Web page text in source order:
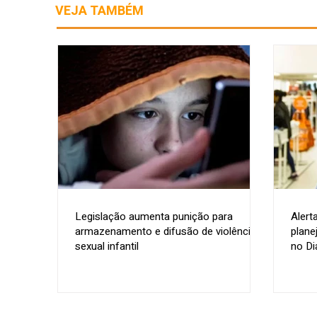
VEJA TAMBÉM
Legislação aumenta punição para
armazenamento e difusão de violência
sexual infantil
no